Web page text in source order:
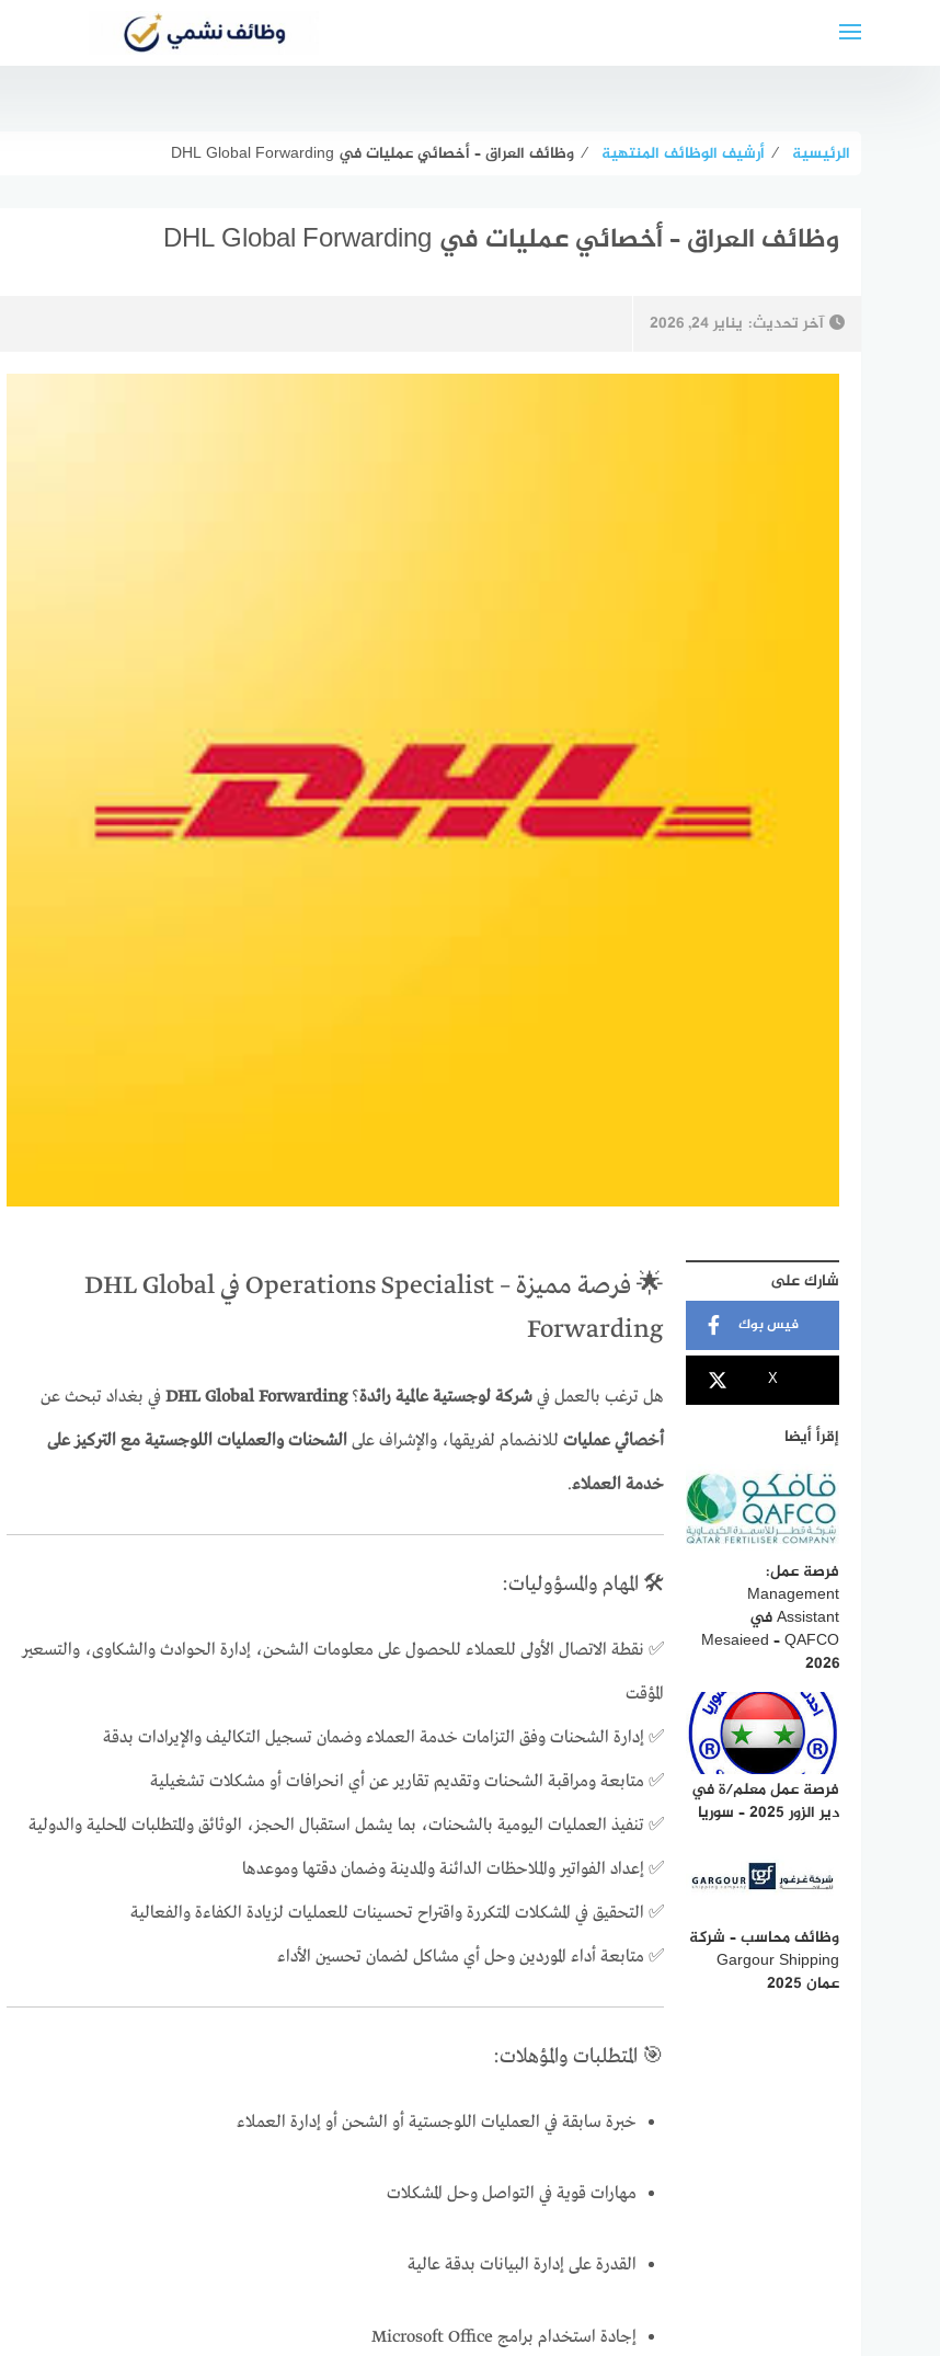
الرئيسية ⁄ أرشيف الوظائف المنتهية ⁄ وظائف العراق – أخصائي عمليات في DHL Global Forwarding
وظائف العراق – أخصائي عمليات في DHL Global Forwarding
آخر تحديث: يناير 24, 2026
شارك على
فيس بوك
X
إقرأ أيضا
فرصة عمل:
Management
Assistant في
Mesaieed – QAFCO
2026
فرصة عمل معلم/ة في
دير الزور 2025 – سوريا
وظائف محاسب – شركة
Gargour Shipping
عمان 2025
🌟 فرصة مميزة – Operations Specialist في DHL Global
Forwarding
هل ترغب بالعمل في شركة لوجستية عالمية رائدة؟DHL Global Forwardingفي بغداد تبحث عن
أخصائي عملياتللانضمام لفريقها، والإشراف على الشحنات والعمليات اللوجستية مع التركيز على
خدمة العملاء.
🛠️ المهام والمسؤوليات:
✅ نقطة الاتصال الأولى للعملاء للحصول على معلومات الشحن، إدارة الحوادث والشكاوى، والتسعير
المؤقت
✅ إدارة الشحنات وفق التزامات خدمة العملاء وضمان تسجيل التكاليف والإيرادات بدقة
✅ متابعة ومراقبة الشحنات وتقديم تقارير عن أي انحرافات أو مشكلات تشغيلية
✅ تنفيذ العمليات اليومية بالشحنات، بما يشمل استقبال الحجز، الوثائق والمتطلبات المحلية والدولية
✅ إعداد الفواتير والملاحظات الدائنة والمدينة وضمان دقتها وموعدها
✅ التحقيق في المشكلات المتكررة واقتراح تحسينات للعمليات لزيادة الكفاءة والفعالية
✅ متابعة أداء الموردين وحل أي مشاكل لضمان تحسين الأداء
🎯 المتطلبات والمؤهلات:
خبرة سابقة في العمليات اللوجستية أو الشحن أو إدارة العملاء
مهارات قوية في التواصل وحل المشكلات
القدرة على إدارة البيانات بدقة عالية
إجادة استخدام برامج Microsoft Office